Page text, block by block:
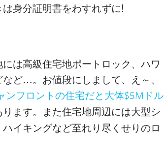
身分証明書をわすれずに!
は高級住宅地ポートロック、ハワ
ど…。お値段にしまして、え～、
ンフロントの住宅だと大体$5Mドル
ます。また住宅地周辺には大型シ
イキングなど至れり尽くせりのロ